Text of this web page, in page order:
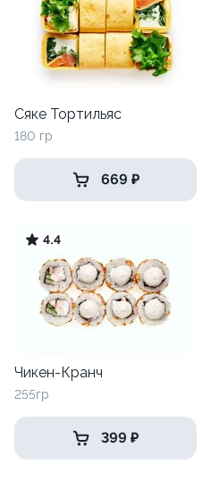
Сяке Тортильяс
180 гр
669 ₽
4.4
Чикен-Кранч
255гр
399 ₽